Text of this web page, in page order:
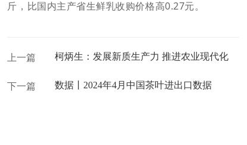
斤，比国内主产省生鲜乳收购价格高0.27元。
上一篇 柯炳生：发展新质生产力 推进农业现代化
下一篇 数据丨2024年4月中国茶叶进出口数据